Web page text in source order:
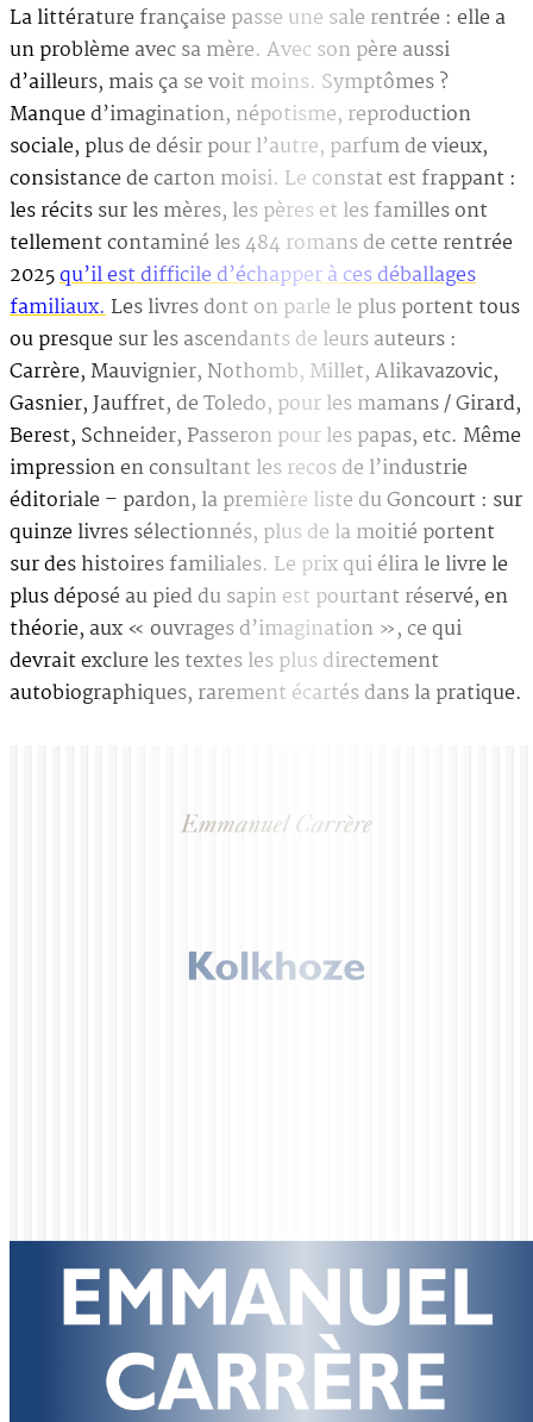
La littérature française passe une sale rentrée : elle a
un problème avec sa mère. Avec son père aussi
d’ailleurs, mais ça se voit moins. Symptômes ?
Manque d’imagination, népotisme, reproduction
sociale, plus de désir pour l’autre, parfum de vieux,
consistance de carton moisi. Le constat est frappant :
les récits sur les mères, les pères et les familles ont
tellement contaminé les 484 romans de cette rentrée
2025qu’il est difficile d’échapper à ces déballages
familiaux.Les livres dont on parle le plus portent tous
ou presque sur les ascendants de leurs auteurs :
Carrère, Mauvignier, Nothomb, Millet, Alikavazovic,
Gasnier, Jauffret, de Toledo, pour les mamans / Girard,
Berest, Schneider, Passeron pour les papas, etc. Même
impression en consultant les recos de l’industrie
éditoriale – pardon, la première liste du Goncourt : sur
quinze livres sélectionnés, plus de la moitié portent
sur des histoires familiales. Le prix qui élira le livre le
plus déposé au pied du sapin est pourtant réservé, en
théorie, aux « ouvrages d’imagination », ce qui
devrait exclure les textes les plus directement
autobiographiques, rarement écartés dans la pratique.